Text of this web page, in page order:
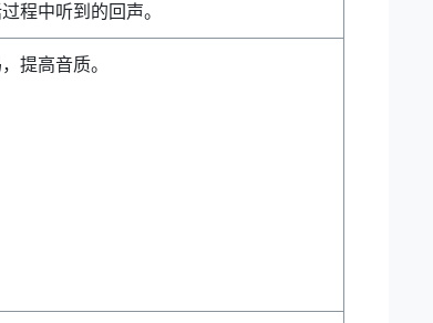
程中听到的回声。
提高音质。